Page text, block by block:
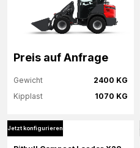
Preis auf Anfrage
2400 KG
Gewicht
1070 KG
Kipplast
Mehr Informationen
Jetzt konfigurieren